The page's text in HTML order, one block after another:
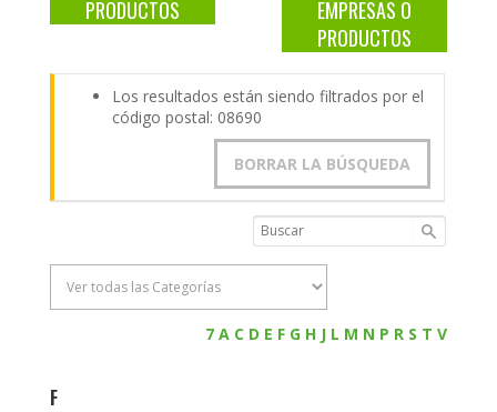
PRODUCTOS
EMPRESAS O
PRODUCTOS
Los resultados están siendo filtrados por el
código postal: 08690
BORRAR LA BÚSQUEDA
7 A C D E F G H J L M N P R S T V
F